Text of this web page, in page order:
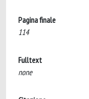
Pagina finale
114
Fulltext
none